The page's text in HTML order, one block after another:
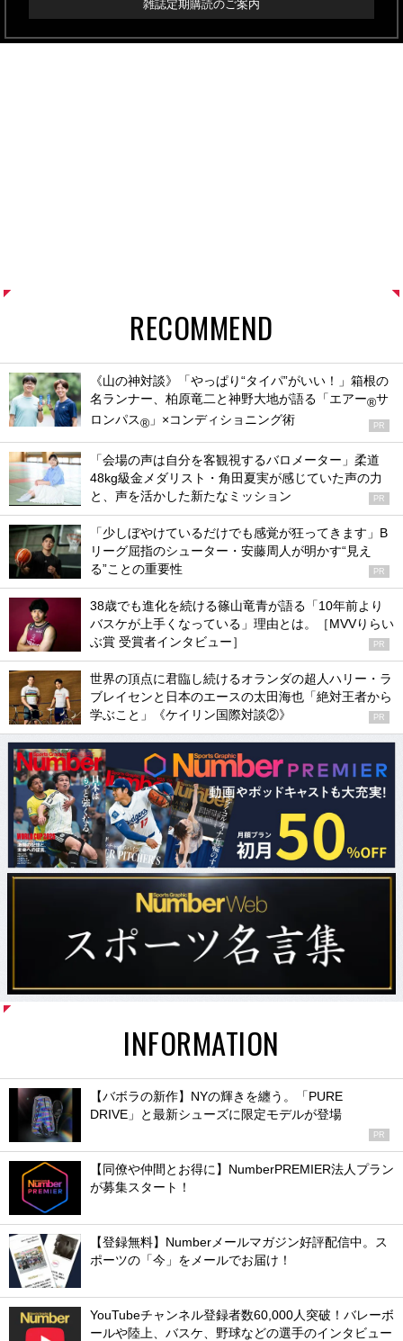
雑誌定期購読のご案内
RECOMMEND
《山の神対談》「やっぱり“タイパ”がいい！」箱根の
名ランナー、柏原竜二と神野大地が語る「エアー®サ
ロンパス® 」×コンディショニング術 PR
「会場の声は自分を客観視するバロメーター」柔道
48kg級金メダリスト・角田夏実が感じていた声の力
と、声を活かした新たなミッション
PR
「少しぼやけているだけでも感覚が狂ってきます」B
リーグ屈指のシューター・安藤周人が明かす“見え
る”ことの重要性
PR
38歳でも進化を続ける篠山竜青が語る「10年前より
バスケが上手くなっている」理由とは。［MVVりらい
ぶ賞 受賞者インタビュー］
PR
世界の頂点に君臨し続けるオランダの超人ハリー・ラ
ブレイセンと日本のエースの太田海也「絶対王者から
学ぶこと」《ケイリン国際対談②》
PR
INFORMATION
【バボラの新作】NYの輝きを纏う。「PURE
DRIVE」と最新シューズに限定モデルが登場
PR
【同僚や仲間とお得に】NumberPREMIER法人プラン
が募集スタート！
【登録無料】Numberメールマガジン好評配信中。ス
ポーツの「今」をメールでお届け！
YouTubeチャンネル登録者数60,000人突破！バレーボ
ールや陸上、バスケ、野球などの選手のインタビュー